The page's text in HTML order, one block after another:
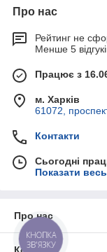
Про нас
Рейтинг не
Менше 5
Працює з
м. Харків
61072,
Контакти
Сьогодні
Показати
Про нас
КНОПКА
ЗВ'ЯЗКУ